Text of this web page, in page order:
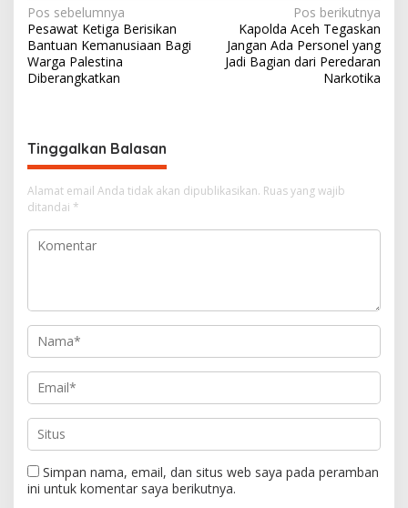
N
a
v
i
a
s
i
p
o
Pos sebelumnya
Pesawat Ketiga Berisikan
Bantuan Kemanusiaan Bagi
Warga Palestina
Diberangkatkan
Pos berikutnya
Kapolda Aceh Tegaskan
Jangan Ada Personel yang
Jadi Bagian dari Peredaran
Narkotika
Tinggalkan Balasan
Alamat email Anda tidak akan dipublikasikan. Ruas yang wajib
ditandai *
Simpan nama, email, dan situs web saya pada peramban
ini untuk komentar saya berikutnya.